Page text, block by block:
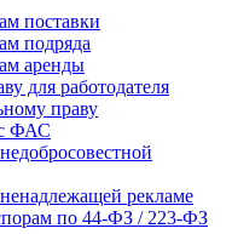
поставки
подряда
аренды
для работодателя
праву
ФАС
рекламе
по 44-ФЗ / 223-ФЗ